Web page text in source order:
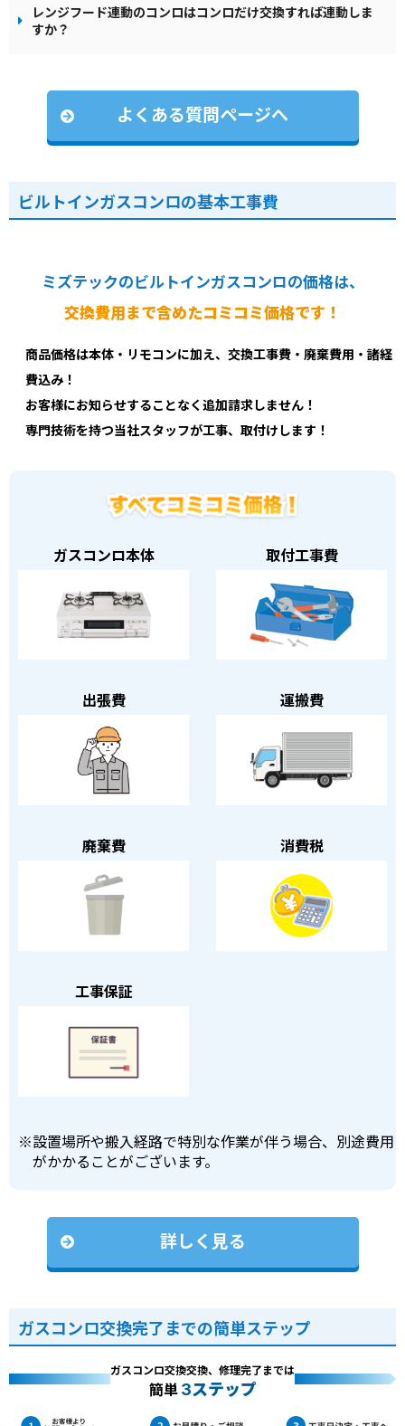
レンジフード連動のコンロはコンロだけ交換すれば連動しま
すか？
よくある質問ページへ
ビルトインガスコンロの基本工事費
ミズテックのビルトインガスコンロの価格は、
交換費用まで含めたコミコミ価格です！
商品価格は本体・リモコンに加え、交換工事費・廃棄費用・諸経
費込み！
お客様にお知らせすることなく追加請求しません！
専門技術を持つ当社スタッフが工事、取付けします！
ガスコンロ本体 取付工事費
出張費 運搬費
廃棄費 消費税
工事保証
※設置場所や搬入経路で特別な作業が伴う場合、別途費用
がかかることがございます。
詳しく見る
ガスコンロ交換完了までの簡単ステップ
ガスコンロ交換交換、修理完了までは
簡単 3ステップ